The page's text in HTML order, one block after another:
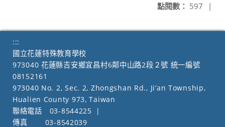
點閱數： 597 |
:::
國立花蓮特殊教育學校
973040 花蓮縣吉安鄉宜昌村6鄰中山路2段２號 統一編號
08152161
973040 No. 2, Sec. 2, Zhongshan Rd., Ji’an Township,
Hualien County 973, Taiwan
聯絡電話
03-8544225
|
傳真
03-8542039